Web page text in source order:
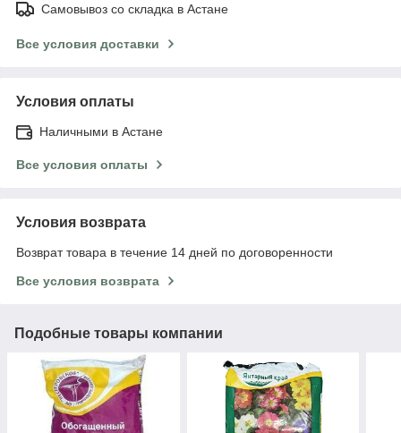
Самовывоз со складка в Астане
Все условия доставки
Условия оплаты
Наличными в Астане
Все условия оплаты
Условия возврата
Возврат товара в течение 14 дней по договоренности
Все условия возврата
Подобные товары компании